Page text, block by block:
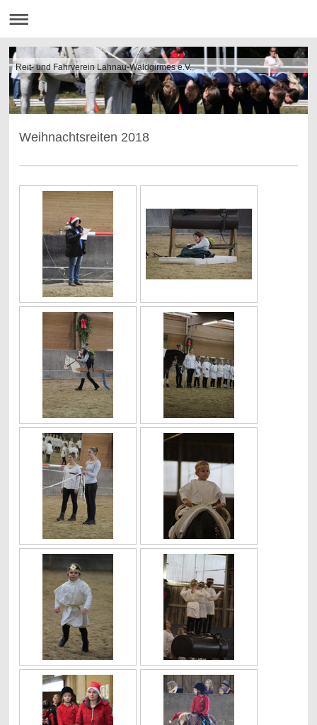
Reit- und Fahrverein Lahnau-Waldgirmes e.V.
Weihnachtsreiten 2018